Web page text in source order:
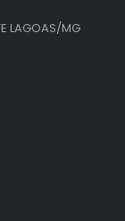
LAGOAS/MG